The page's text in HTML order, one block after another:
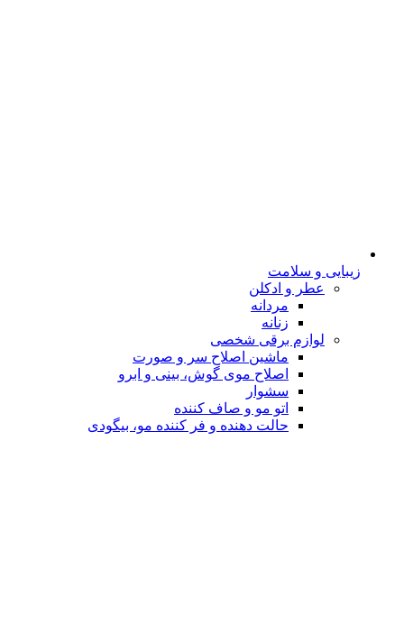
زیبایی و سلامت
عطر و ادکلن
مردانه
زنانه
لوازم برقی شخصی
ماشین اصلاح سر و صورت
اصلاح موی گوش، بینی و ابرو
سشوار
اتو مو و صاف کننده
حالت دهنده و فر کننده مو، بیگودی